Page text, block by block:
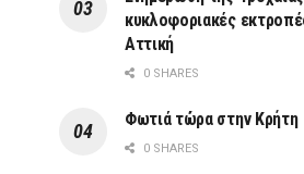
κυκλοφοριακές
Αττική
0 SHARES
Φωτιά τώρα στην Κρήτη
0 SHARES